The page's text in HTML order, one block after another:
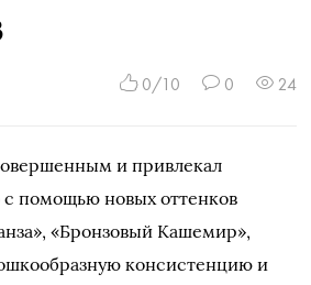
0/10 0 24
и привлекал
с помощью новых оттенков
«Бронзовый Кашемир»,
консистенцию и